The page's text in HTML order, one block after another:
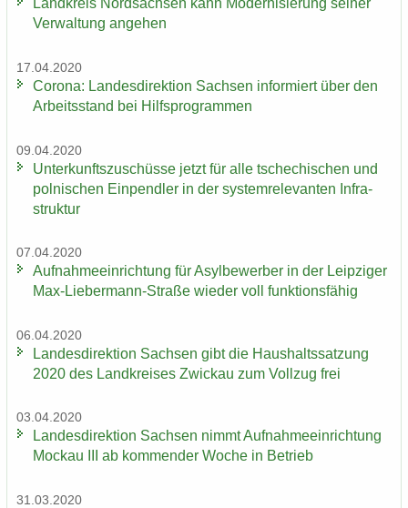
Land­kreis Nord­sach­sen kann Mo­der­ni­sie­rung sei­ner
Ver­wal­tung an­ge­hen
17.04.2020
Co­ro­na: Lan­des­di­rek­ti­on Sach­sen in­for­miert über den
Ar­beits­stand bei Hilfs­pro­gram­men
09.04.2020
Un­ter­kunfts­zu­schüs­se jetzt für alle tsche­chi­schen und
pol­ni­schen Ein­pend­ler in der sys­tem­re­le­van­ten In­fra­
struk­tur
07.04.2020
Auf­nah­me­ein­rich­tung für Asyl­be­wer­ber in der Leip­zi­ger
Max-​Liebermann-Straße wie­der voll funk­ti­ons­fä­hig
06.04.2020
Lan­des­di­rek­ti­on Sach­sen gibt die Haus­halts­sat­zung
2020 des Land­krei­ses Zwi­ckau zum Voll­zug frei
03.04.2020
Lan­des­di­rek­ti­on Sach­sen nimmt Auf­nah­me­ein­rich­tung
Mo­ckau III ab kom­men­der Woche in Be­trieb
31.03.2020